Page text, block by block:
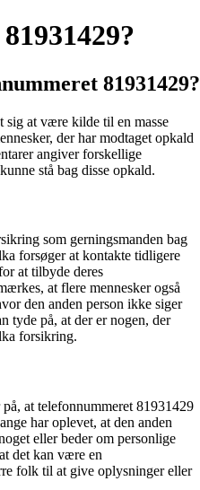
81931429?
sig at være kilde til en masse
der har modtaget opkald
angiver forskellige
stå bag disse opkald.
som gerningsmanden bag
forsøger at kontakte tidligere
at tilbyde deres
at flere mennesker også
den anden person ikke siger
tyde på, at der er nogen, der
forsikring.
at telefonnummeret 81931429
har oplevet, at den anden
eller beder om personlige
det kan være en
folk til at give oplysninger eller